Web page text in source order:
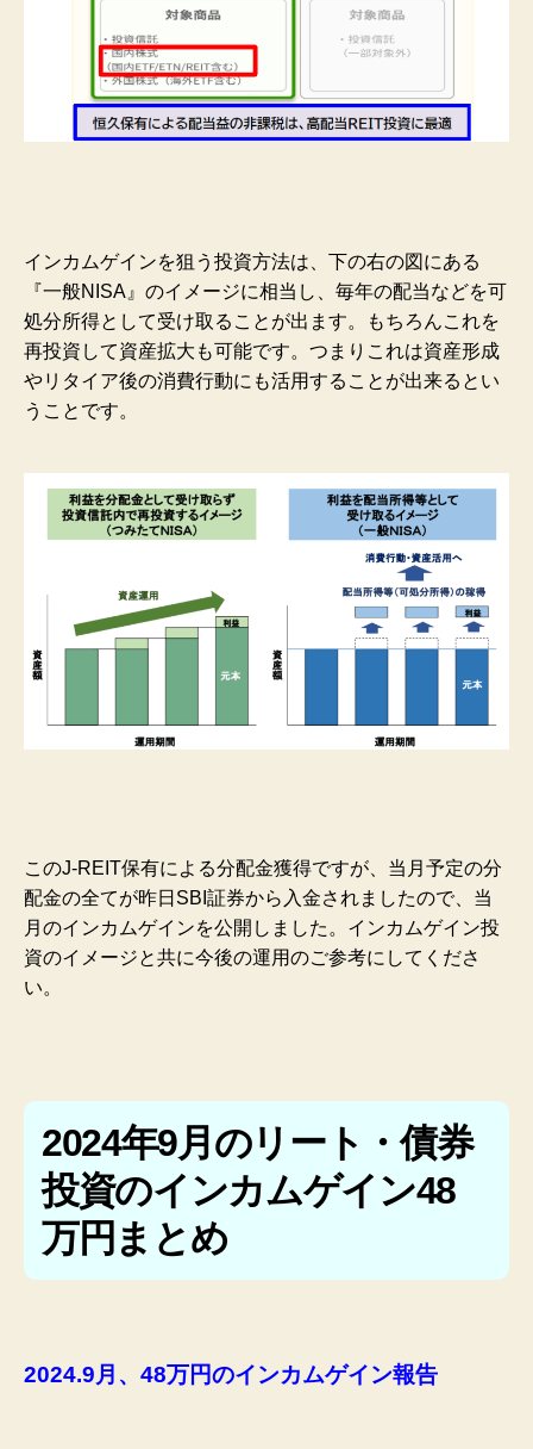
インカムゲインを狙う投資方法は、下の右の図にある
『一般NISA』のイメージに相当し、毎年の配当などを可
処分所得として受け取ることが出ます。もちろんこれを
再投資して資産拡大も可能です。つまりこれは資産形成
やリタイア後の消費行動にも活用することが出来るとい
うことです。
このJ-REIT保有による分配金獲得ですが、当月予定の分
配金の全てが昨日SBI証券から入金されましたので、当
月のインカムゲインを公開しました。インカムゲイン投
資のイメージと共に今後の運用のご参考にしてくださ
い。
2024年9月のリート・債券
投資のインカムゲイン48
万円まとめ
2024.9月、48万円のインカムゲイン報告